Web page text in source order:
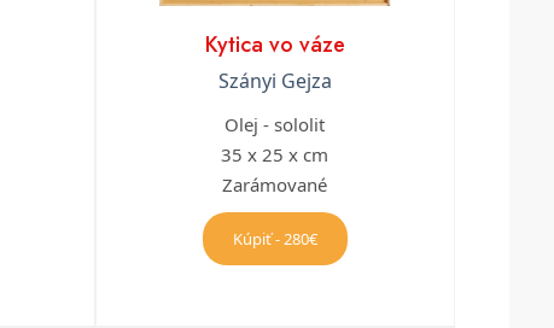
Kytica vo váze
Szányi Gejza
Olej - sololit
35 x 25 x cm
Zarámované
Kúpiť - 280€